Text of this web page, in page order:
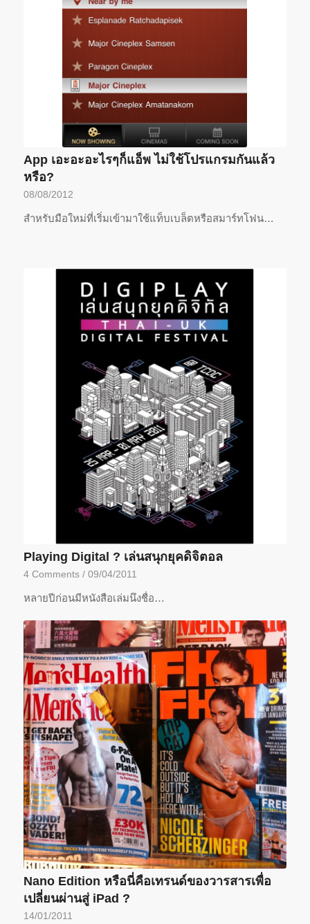
App เอะอะอะไรๆก็แอ็พ ไม่ใช้โปรแกรมกันแล้ว
หรือ?
08/08/2012
สำหรับมือใหม่ที่เริ่มเข้ามาใช้แท็บเบล็ตหรือสมาร์ทโฟน…
Playing Digital ? เล่นสนุกยุคดิจิตอล
4 Comments / 09/04/2011
หลายปีก่อนมีหนังสือเล่มนึงชื่อ…
Nano Edition หรือนี่คือเทรนด์ของวารสารเพื่อ
เปลี่ยนผ่านสู่ iPad ?
14/01/2011